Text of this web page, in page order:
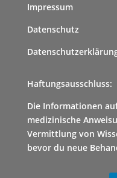
Impressum
Datenschutz
Haftungsausschluss:
Die Informationen
medizinische
Vermittlung von
bevor du neue